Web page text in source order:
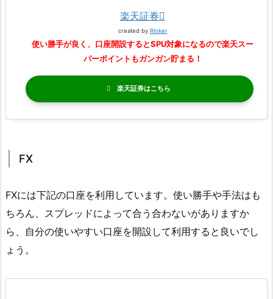
楽天証券
created by Rinker
使い勝手が良く、口座開設するとSPU対象になるので楽天スー
パーポイントもガンガン貯まる！
楽天証券
FX
FXには下記の口座を利用しています。使い勝手や手法はも
ちろん、スプレッドによって合う合わないがありますか
ら、自分の使いやすい口座を開設して利用すると良いでし
ょう。